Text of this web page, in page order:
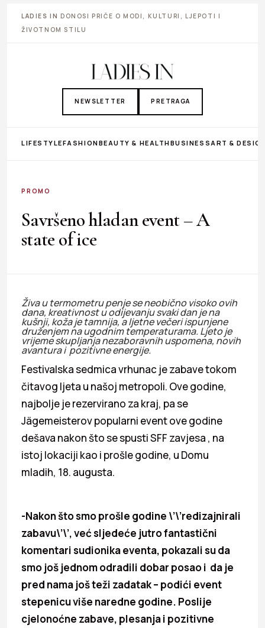
LADIES IN DONOSI PRIČE O MODI, KULTURI, LJEPOTI I
ŽIVOTNOM STILU
NEWSLETTER PRETRAGA
LIFESTYLEFASHIONBEAUTY & HEALTHBUSINESS ART &
PROMO
Savršeno hladan event – A
state of ice
Živa u termometru penje se neobično visoko ovih
dana, kreativnost u odijevanju svaki dan je na
kušnji, koža je tamnija, a ljetne večeri ispunjene
druženjem na ugodnim temperaturama. Ljeto je
vrijeme skupljanja nezaboravnih uspomena, novih
avantura i pozitivne energije.
Festivalska sedmica vrhunac je zabave tokom
čitavog ljeta u našoj metropoli. Ove godine,
najbolje je rezervirano za kraj, pa se
Jägemeisterov popularni event ove godine
dešava nakon što se spusti SFF zavjesa , na
istoj lokaciji kao i prošle godine, u Domu
mladih, 18. augusta.
-Nakon što smo prošle godine \’\’redizajnirali
zabavu\’\’, već sljedeće jutro fantastični
komentari sudionika eventa, pokazali su da
smo još jednom odradili dobar posao i da je
pred nama još teži zadatak – podići event
stepenicu više naredne godine. Poslije
cjelonoćne zabave, plesanja i pozitivne